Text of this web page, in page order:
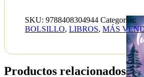
SKU: 9788408304944 Categorías:
BOLSILLO, LIBROS, MÁS
Productos relacionados